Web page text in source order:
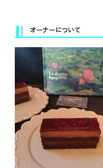
オーナーについて